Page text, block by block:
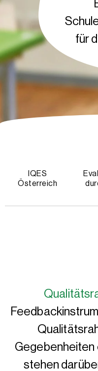
für
IQES
Österreich
Gegebenheiten
stehen